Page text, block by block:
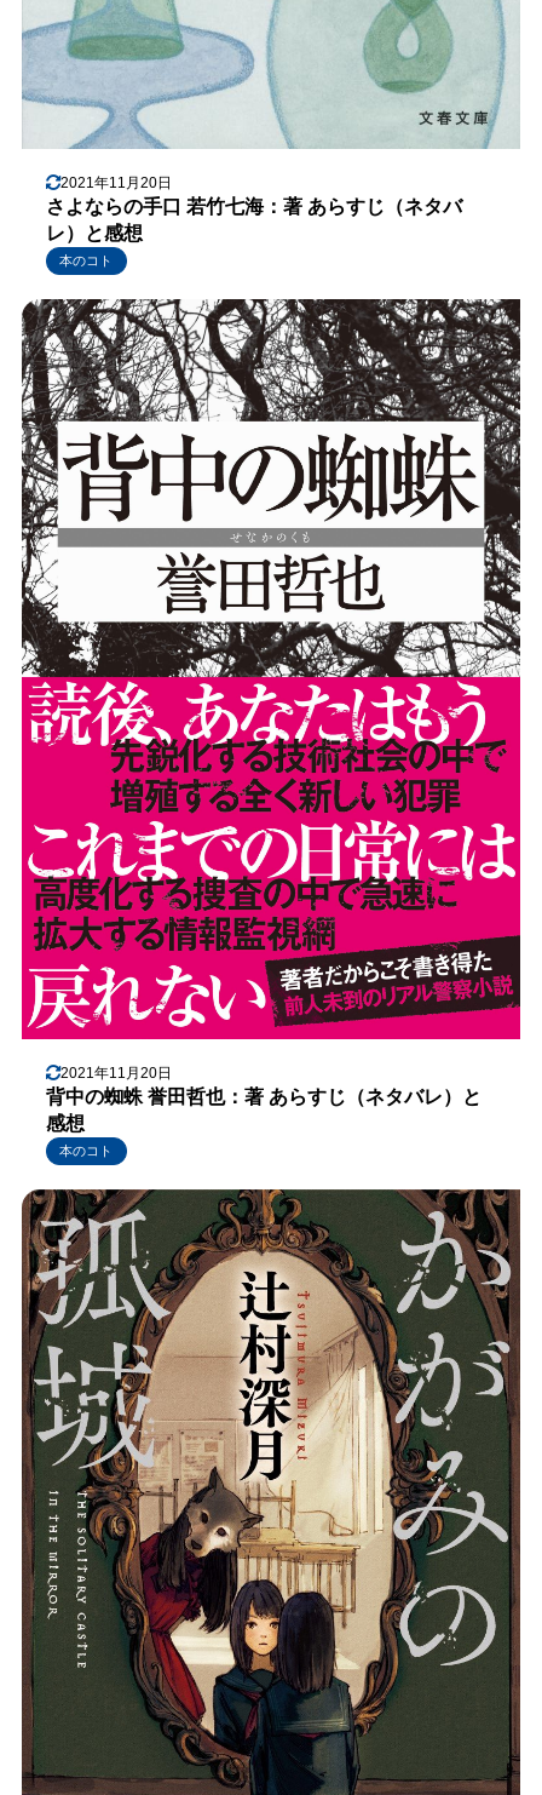
2021年11月20日
さよならの手口 若竹七海：著 あらすじ（ネタバ
レ）と感想
本のコト
2021年11月20日
背中の蜘蛛 誉田哲也：著 あらすじ（ネタバレ）と
感想
本のコト